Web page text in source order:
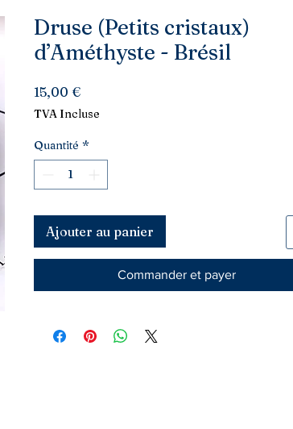
Druse (Petits cristaux)
d’Améthyste - Brésil
15,00 €Prix
TVA Incluse
Quantité *
Ajouter au panier
Commander et payer